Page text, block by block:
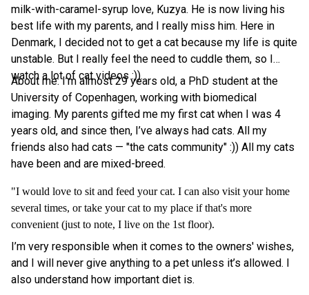
milk-with-caramel-syrup love, Kuzya. He is now living his
best life with my parents, and I really miss him. Here in
Denmark, I decided not to get a cat because my life is quite
unstable. But I really feel the need to cuddle them, so I
watch a lot of cat videos :)).
About me: I’m almost 29 years old, a PhD student at the
University of Copenhagen, working with biomedical
imaging. My parents gifted me my first cat when I was 4
years old, and since then, I’ve always had cats. All my
friends also had cats — "the cats community" :)) All my cats
have been and are mixed-breed.
"I would love to sit and feed your cat. I can also visit your home
several times, or take your cat to my place if that's more
convenient (just to note, I live on the 1st floor).
I’m very responsible when it comes to the owners' wishes,
and I will never give anything to a pet unless it’s allowed. I
also understand how important diet is.